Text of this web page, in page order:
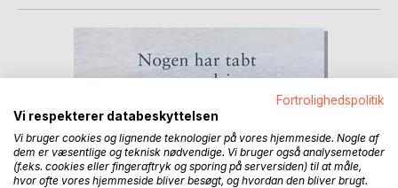
Fortrolighedspolitik
Vi respekterer databeskyttelsen
Vi bruger cookies og lignende teknologier på vores hjemmeside. Nogle af
dem er væsentlige og teknisk nødvendige. Vi bruger også analysemetoder
(f.eks. cookies eller fingeraftryk og sporing på serversiden) til at måle,
hvor ofte vores hjemmeside bliver besøgt, og hvordan den bliver brugt.